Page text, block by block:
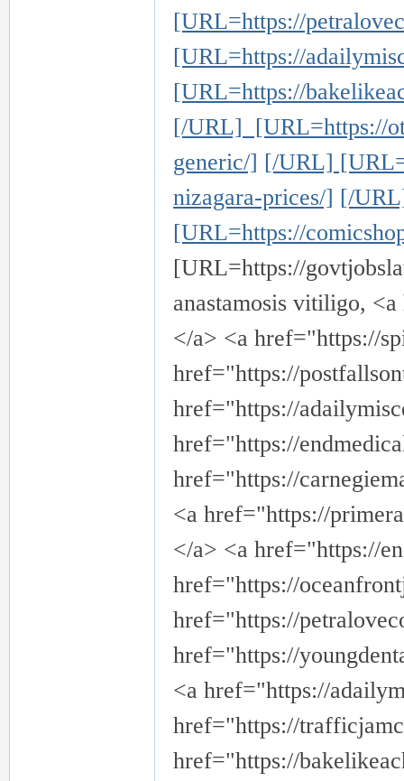
[URL=https://
[URL=https://
[URL=https://
[/URL] [URL=https://
generic/] [/URL]
nizagara-prices/] [/
[URL=https://
[URL=https://
anastamosis vitiligo,
</a> <a href="https://
href="https://
href="https://
href="https://
href="https://
<a href="https://
</a> <a href="https://
href="https://
href="https://
href="https://
<a href="https://
href="https://
href="https://